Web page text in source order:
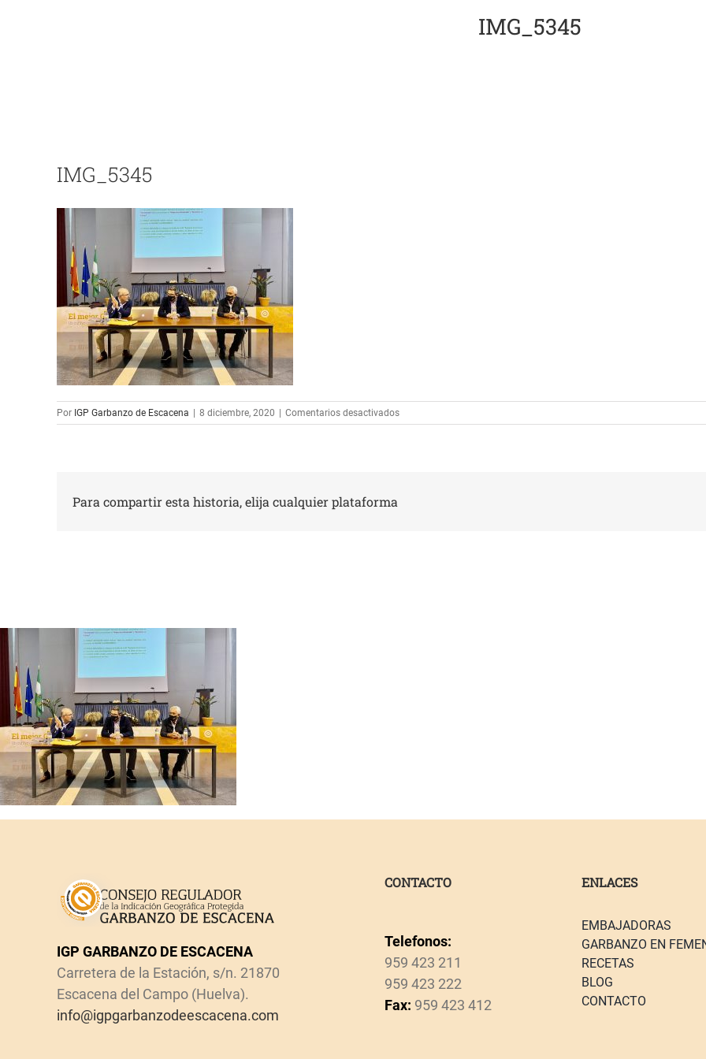
IMG_5345
IMG_5345
Por IGP Garbanzo de Escacena | 8 diciembre, 2020 | Comentarios desactivadosen
IMG_5345
Para compartir esta historia, elija cualquier plataforma
IGP GARBANZO DE ESCACENA
Carretera de la Estación, s/n. 21870
Escacena del Campo (Huelva).
info@igpgarbanzodeescacena.com
CONTACTO
Telefonos:
959 423 211
959 423 222
Fax: 959 423 412
ENLACES
EMBAJADORAS
GARBANZO EN
RECETAS
BLOG
CONTACTO